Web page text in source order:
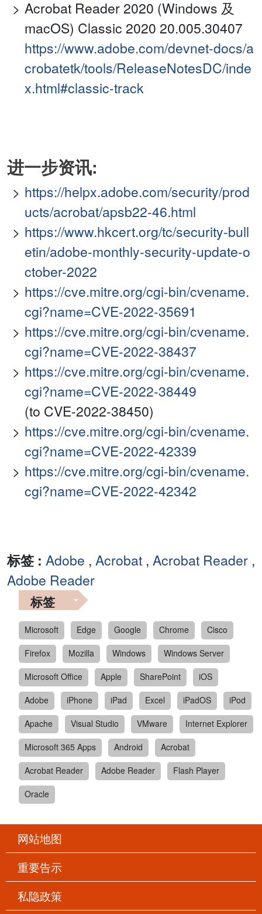
Acrobat Reader 2020 (Windows 及
macOS) Classic 2020 20.005.30407
https://www.adobe.com/devnet-docs/a
crobatetk/tools/ReleaseNotesDC/inde
x.html#classic-track
进一步资讯:
https://helpx.adobe.com/security/prod
ucts/acrobat/apsb22-46.html
https://www.hkcert.org/tc/security-bull
etin/adobe-monthly-security-update-o
ctober-2022
https://cve.mitre.org/cgi-bin/cvename.
cgi?name=CVE-2022-35691
https://cve.mitre.org/cgi-bin/cvename.
cgi?name=CVE-2022-38437
https://cve.mitre.org/cgi-bin/cvename.
cgi?name=CVE-2022-38449
(to CVE-2022-38450)
https://cve.mitre.org/cgi-bin/cvename.
cgi?name=CVE-2022-42339
https://cve.mitre.org/cgi-bin/cvename.
cgi?name=CVE-2022-42342
标签 : Adobe , Acrobat , Acrobat Reader ,
Adobe Reader
标签
Microsoft Edge Google Chrome
Cisco
Firefox
Mozilla Windows
Windows Server
Microsoft Office
Apple SharePoint
iOS
Adobe
iPhone iPad Excel iPadOS
iPod
Apache
Visual Studio VMware
Internet Explorer
Microsoft 365 Apps
Android
Acrobat
Acrobat Reader
Adobe Reader
Flash Player
Oracle
网站地图
重要告示
私隐政策